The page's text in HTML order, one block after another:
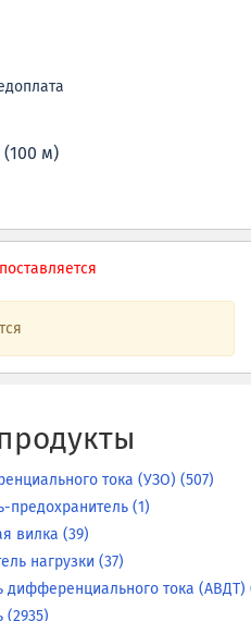
(100 м)
тока (УЗО) (507)
предохранитель (1)
вилка (39)
нагрузки (37)
дифференциального тока (АВДТ)
(2935)